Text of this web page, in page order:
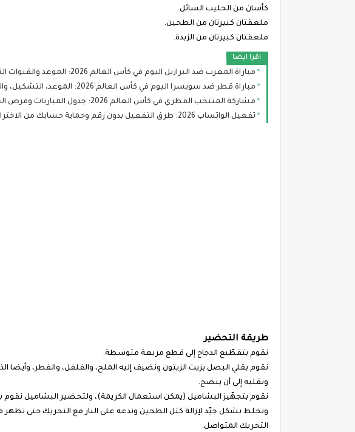
كأسان من الحليب السائل.
ملعقتان كبيرتان من الطحين.
ملعقتان كبيرتان من الزبدة.
اقرا ايضا
مباراة المغرب ضد البرازيل اليوم في كأس العالم 2026: الموعد والقنوات الناقلة والتشكيل
مباراة قطر ضد سويسرا اليوم في كأس العالم 2026: الموعد، التشكيل، والقنوات الناقلة
مشاركة المنتخب القطري في كأس العالم 2026: جدول المباريات وفرص العنابي في التأهل
تفعيل الواتساب 2026: طرق التفعيل بدون رقم وحماية حسابك من الاختراق
طريقة التحضير
نقوم بتقطّيع الدجاج إلى قطع مربعة متوسطة.
نقوم بقلي البصل بزيت الزيتون ونضيف إليه الملح، والفلفل، والفطر، وأيضا
ونقلبه إلى أن ينضج.
نقوم بتجهّيز البشاميل (يمكن استعمال الكريمة)، ولتحضير البشاميل نقوم
ونخلط بشكل جيّد لإزالة كتل الطحين وندعه على النار مع التحريك حتى
التحريك المتواصل.